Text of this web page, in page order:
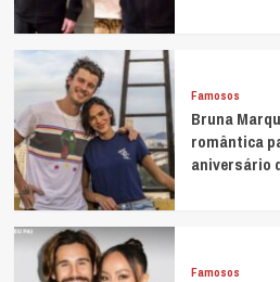
Famosos
Bruna
romântica
aniversário
Famosos